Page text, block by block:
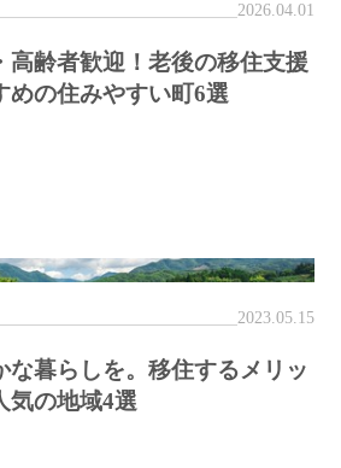
2026.04.01
高齢者歓迎！老後の移住支援
めの住みやすい町6選
2023.05.15
な暮らしを。移住するメリッ
気の地域4選